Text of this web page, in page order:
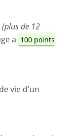
(plus de 12
a 100 points
vie d'un